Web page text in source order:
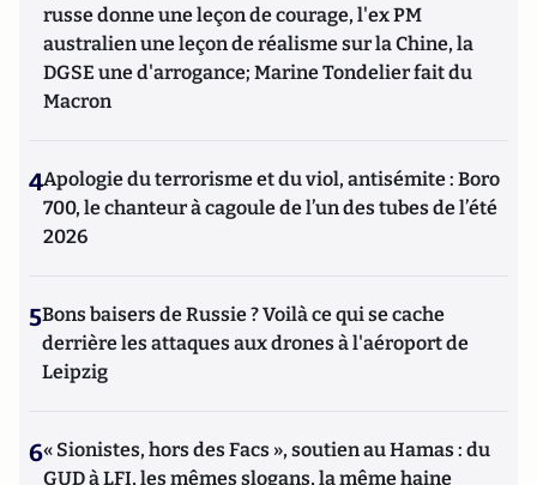
russe donne une leçon de courage, l'ex PM
australien une leçon de réalisme sur la Chine, la
DGSE une d'arrogance; Marine Tondelier fait du
Macron
4Apologie du terrorisme et du viol, antisémite : Boro
700, le chanteur à cagoule de l’un des tubes de l’été
2026
5Bons baisers de Russie ? Voilà ce qui se cache
derrière les attaques aux drones à l'aéroport de
Leipzig
6« Sionistes, hors des Facs », soutien au Hamas : du
GUD à LFI, les mêmes slogans, la même haine